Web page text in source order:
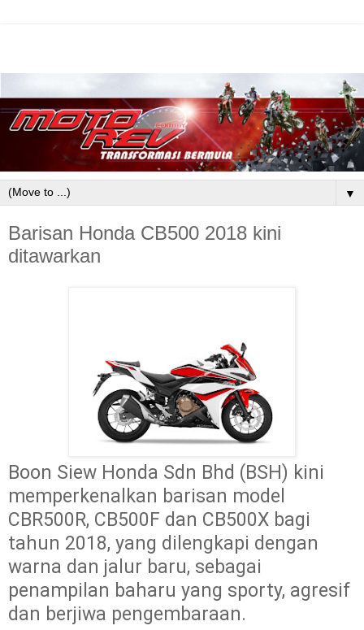
▼
Barisan Honda CB500 2018 kini
ditawarkan
Boon Siew Honda Sdn Bhd (BSH) kini
memperkenalkan barisan model
CBR500R, CB500F dan CB500X bagi
tahun 2018, yang dilengkapi dengan
warna dan jalur baru, sebagai
penampilan baharu yang sporty, agresif
dan berjiwa pengembaraan.